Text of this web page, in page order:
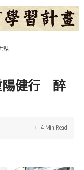
點
陽健行 醉
4 Min Read